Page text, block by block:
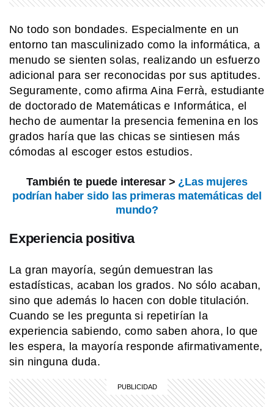
No todo son bondades. Especialmente en un
entorno tan masculinizado como la informática, a
menudo se sienten solas, realizando un esfuerzo
adicional para ser reconocidas por sus aptitudes.
Seguramente, como afirma Aina Ferrà, estudiante
de doctorado de Matemáticas e Informática, el
hecho de aumentar la presencia femenina en los
grados haría que las chicas se sintiesen más
cómodas al escoger estos estudios.
También te puede interesar > ¿Las mujeres
podrían haber sido las primeras matemáticas del
mundo?
Experiencia positiva
La gran mayoría, según demuestran las
estadísticas, acaban los grados. No sólo acaban,
sino que además lo hacen con doble titulación.
Cuando se les pregunta si repetirían la
experiencia sabiendo, como saben ahora, lo que
les espera, la mayoría responde afirmativamente,
sin ninguna duda.